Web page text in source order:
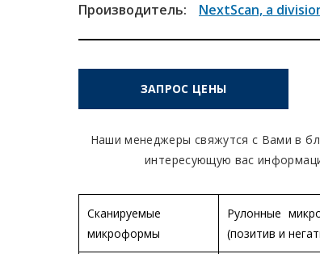
Производитель: NextScan, a
ЗАПРОС ЦЕНЫ
Наши менеджеры свяжутся с Вами в
интересующую вас
Сканируемые
микроформы
Рулонные
(позитив и